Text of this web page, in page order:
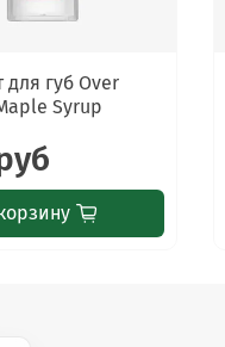
для губ Over
Syrup